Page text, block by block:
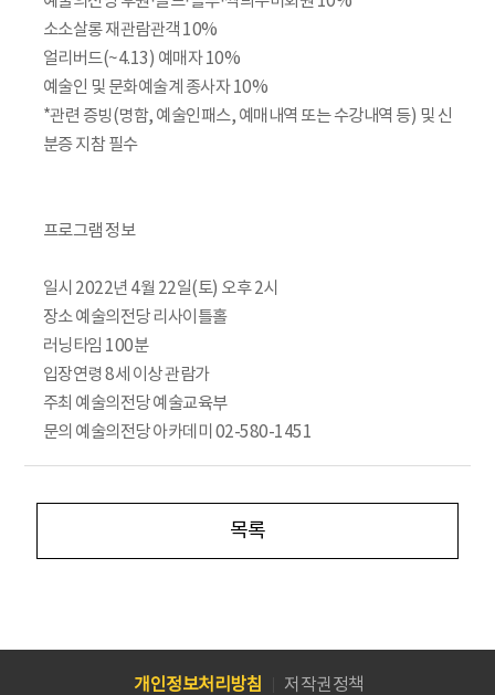
소소살롱 재관람관객 10%
얼리버드(~4.13) 예매자 10%
예술인 및 문화예술계 종사자 10%
*관련 증빙(명함, 예술인패스, 예매내역 또는 수강내역 등) 및 신
분증 지참 필수
프로그램 정보
일시 2022년 4월 22일(토) 오후 2시
장소 예술의전당 리사이틀홀
러닝타임 100분
입장연령 8세 이상 관람가
주최 예술의전당 예술교육부
문의 예술의전당 아카데미 02-580-1451
목록
개인정보처리방침 저작권정책